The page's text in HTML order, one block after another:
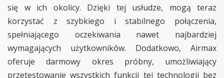
się w ich okolicy. Dzięki tej usłudze, mogą teraz
korzystać z szybkiego i stabilnego połączenia,
spełniającego oczekiwania nawet najbardziej
wymagających użytkowników. Dodatkowo, Airmax
oferuje darmowy okres próbny, umożliwiający
przetestowanie wszystkich funkcji tej technologii bez